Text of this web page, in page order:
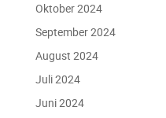
Oktober 2024
September 2024
August 2024
Juli 2024
Juni 2024